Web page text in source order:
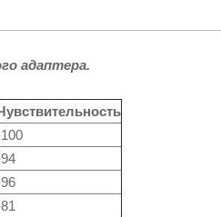
адаптера.